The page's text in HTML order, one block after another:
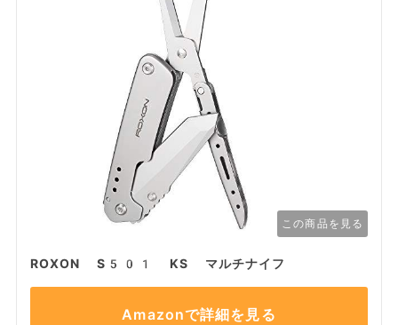
この商品を見る
ROXON S501 KS マルチナイフ
Amazonで詳細を見る